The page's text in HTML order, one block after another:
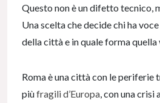
Questo non è un difetto tecnico,
Una scelta che decide chi ha
della città e in quale forma quella
Roma è una città con le periferie
piùfragili d’Europa , con una